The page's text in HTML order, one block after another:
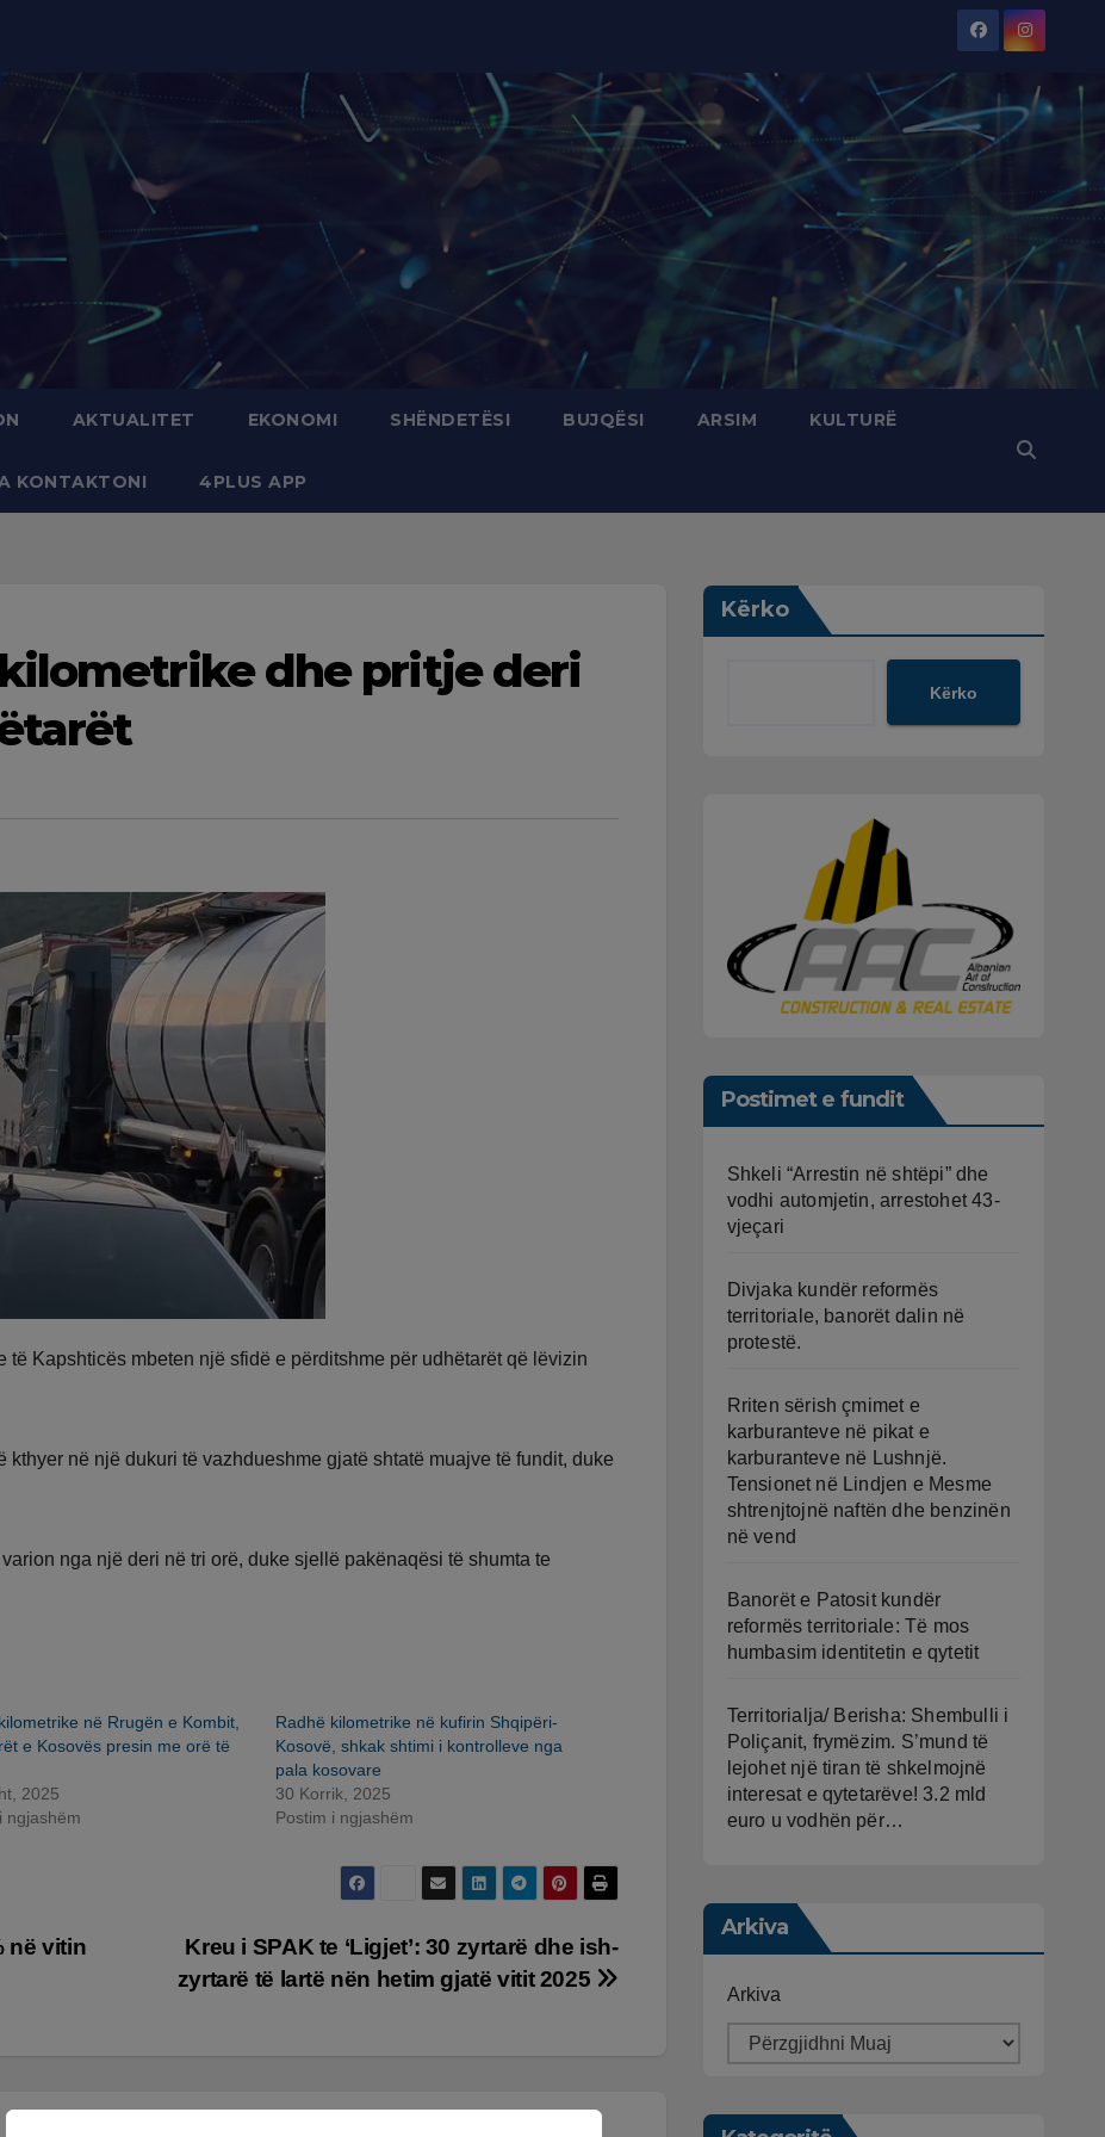
AKTUALITET EKONOMI SHËNDETËSI BUJQËSI ARSIM KULTURË
KONTAKTONI 4PLUS APP
dhe pritje deri
të Kapshticës mbeten një sfidë e përditshme për udhëtarët që lëvizin
në një dukuri të vazhdueshme gjatë shtatë muajve të fundit, duke
nga një deri në tri orë, duke sjellë pakënaqësi të shumta te
në Rrugën e Kombit,
e Kosovës presin me orë të
2025
ngjashëm
Radhë kilometrike në kufirin Shqipëri-
Kosovë, shkak shtimi i kontrolleve nga
pala kosovare
30 Korrik, 2025
Postim i ngjashëm
Kreu i SPAK te ‘Ligjet’: 30 zyrtarë dhe ish-
zyrtarë të lartë nën hetim gjatë vitit 2025
në vitin
Kërko
Kërko
Postimet e fundit
Shkeli “Arrestin në shtëpi” dhe
vodhi automjetin, arrestohet 43-
vjeçari
Divjaka kundër reformës
territoriale, banorët dalin në
protestë.
Rriten sërish çmimet e
karburanteve në pikat e
karburanteve në Lushnjë.
Tensionet në Lindjen e Mesme
shtrenjtojnë naftën dhe benzinën
në vend
Banorët e Patosit kundër
reformës territoriale: Të mos
humbasim identitetin e qytetit
Territorialja/ Berisha: Shembulli i
Poliçanit, frymëzim. S’mund të
lejohet një tiran të shkelmojnë
interesat e qytetarëve! 3.2 mld
euro u vodhën për…
Arkiva
Arkiva